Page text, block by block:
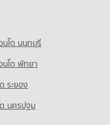
นโด นนทบุรี
นโด พัทยา
ระยอง
นครปฐม